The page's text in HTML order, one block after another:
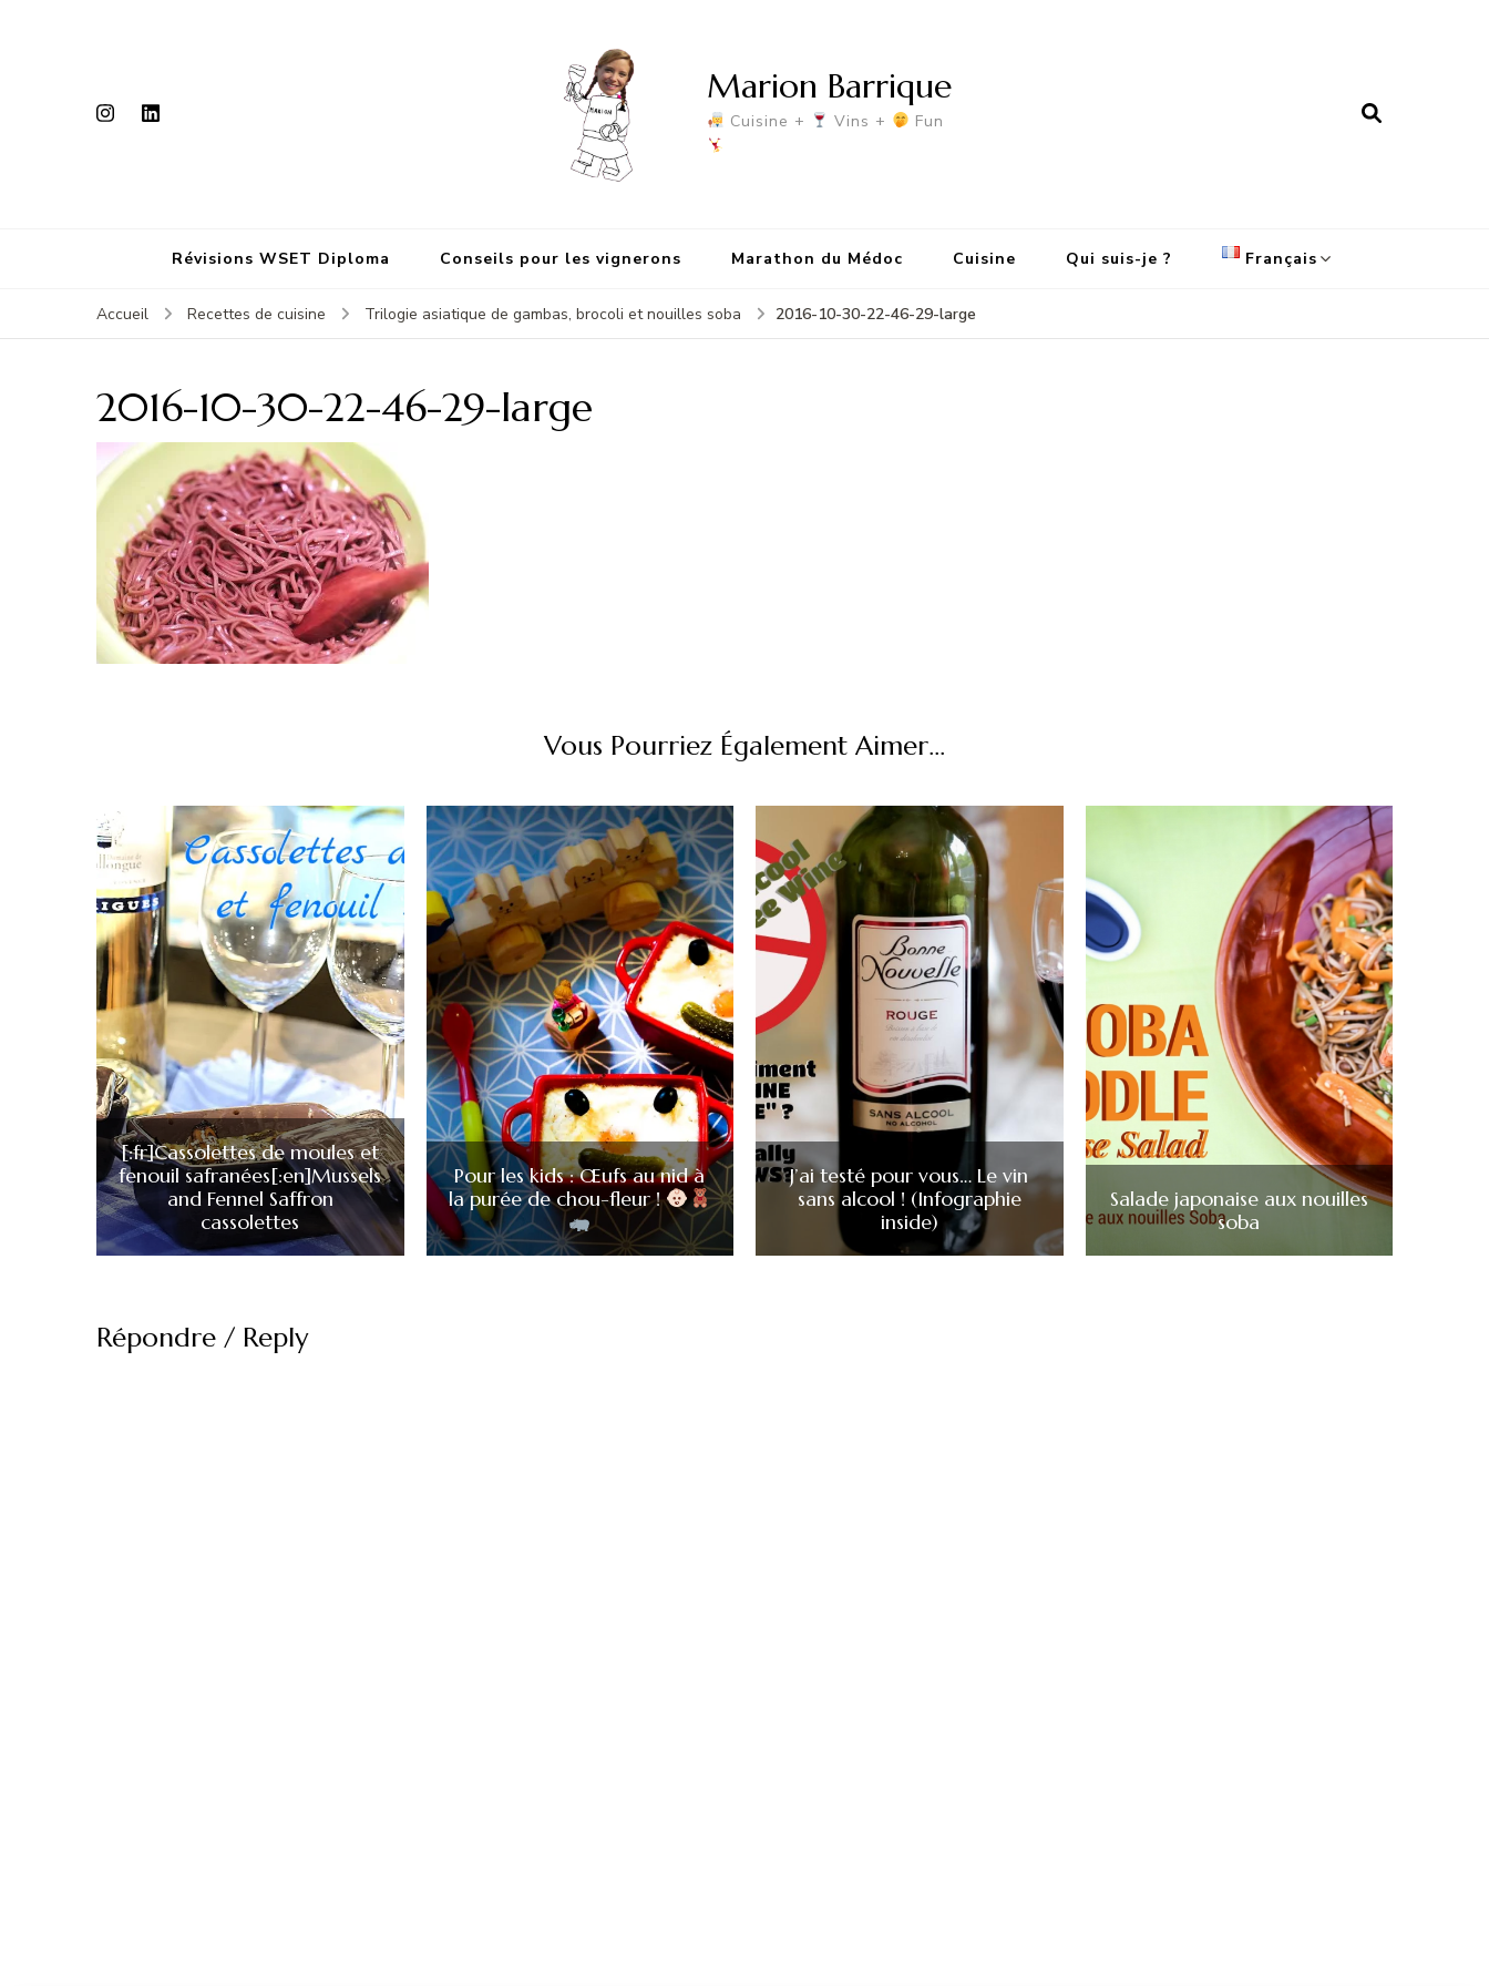
Marion Barrique
Cuisine + Vins + Fun
Révisions WSET Diploma Conseils pour les vignerons Marathon du Médoc Cuisine Qui suis-je ? Français
Accueil Recettes de cuisine Trilogie asiatique de gambas, brocoli et nouilles soba 2016-10-30-22-46-29-large
2016-10-30-22-46-29-large
Vous Pourriez Également Aimer...
[:fr]Cassolettes de moules et
fenouil safranées[:en]Mussels
and Fennel Saffron
cassolettes
Pour les kids : Œufs au nid à
la purée de chou-fleur !
J’ai testé pour vous… Le vin
sans alcool ! (Infographie
inside)
Salade japonaise aux nouilles
soba
Répondre / Reply